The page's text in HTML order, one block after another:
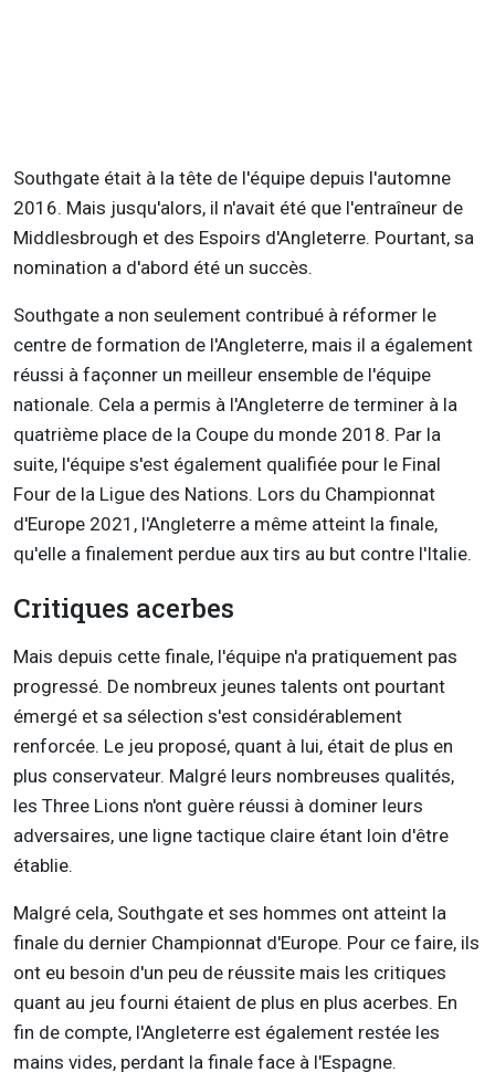
Southgate était à la tête de l'équipe depuis l'automne
2016. Mais jusqu'alors, il n'avait été que l'entraîneur de
Middlesbrough et des Espoirs d'Angleterre. Pourtant, sa
nomination a d'abord été un succès.
Southgate a non seulement contribué à réformer le
centre de formation de l'Angleterre, mais il a également
réussi à façonner un meilleur ensemble de l'équipe
nationale. Cela a permis à l'Angleterre de terminer à la
quatrième place de la Coupe du monde 2018. Par la
suite, l'équipe s'est également qualifiée pour le Final
Four de la Ligue des Nations. Lors du Championnat
d'Europe 2021, l'Angleterre a même atteint la finale,
qu'elle a finalement perdue aux tirs au but contre l'Italie.
Critiques acerbes
Mais depuis cette finale, l'équipe n'a pratiquement pas
progressé. De nombreux jeunes talents ont pourtant
émergé et sa sélection s'est considérablement
renforcée. Le jeu proposé, quant à lui, était de plus en
plus conservateur. Malgré leurs nombreuses qualités,
les Three Lions n'ont guère réussi à dominer leurs
adversaires, une ligne tactique claire étant loin d'être
établie.
Malgré cela, Southgate et ses hommes ont atteint la
finale du dernier Championnat d'Europe. Pour ce faire, ils
ont eu besoin d'un peu de réussite mais les critiques
quant au jeu fourni étaient de plus en plus acerbes. En
fin de compte, l'Angleterre est également restée les
mains vides, perdant la finale face à l'Espagne.